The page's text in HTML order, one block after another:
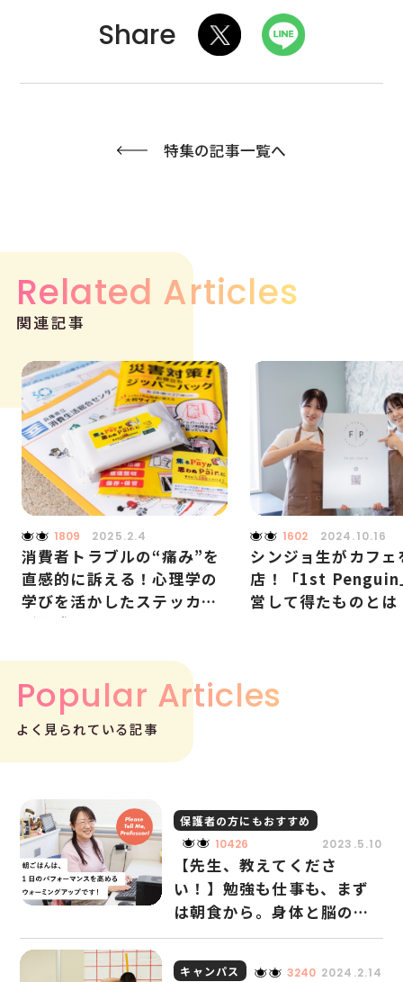
特集の記事一覧へ
Related Articles
関連記事
1809 2025.2.4
消費者トラブルの“痛み”を
直感的に訴える！心理学の
学びを活かしたステッカー
が完成
1602 2024.10.16
シンジョ生がカフェ
店！「1st Penguin
営して得たものとは
Popular Articles
よく見られている記事
保護者の方にもおすすめ
10426
2023.5.10
【先生、教えてくださ
い！】勉強も仕事も、まず
は朝食から。身体と脳のコ
ンディションを整えるため
に大切なこと。
キャンパス 3240 2024.2.14